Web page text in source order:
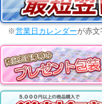
※営業日カレンダーが赤文